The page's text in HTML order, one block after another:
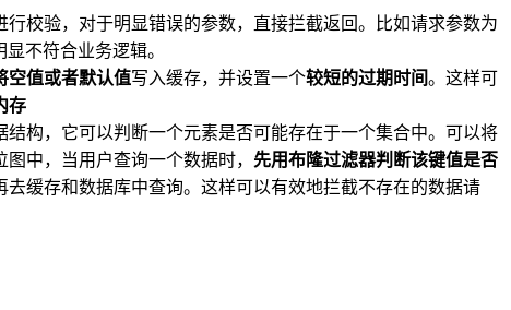
校验，对于明显错误的参数，直接拦截返回。比如请求参数为
不符合业务逻辑。
空值或者默认值写入缓存，并设置一个较短的过期时间。这样可
存
构，它可以判断一个元素是否可能存在于一个集合中。可以将
中，当用户查询一个数据时， 先用布隆过滤器判断该键值是否
缓存和数据库中查询。这样可以有效地拦截不存在的数据请